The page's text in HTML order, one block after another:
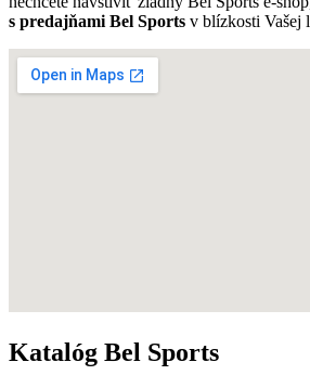
s predajňami Bel Sports v blízkosti Vašej
Katalóg Bel Sports